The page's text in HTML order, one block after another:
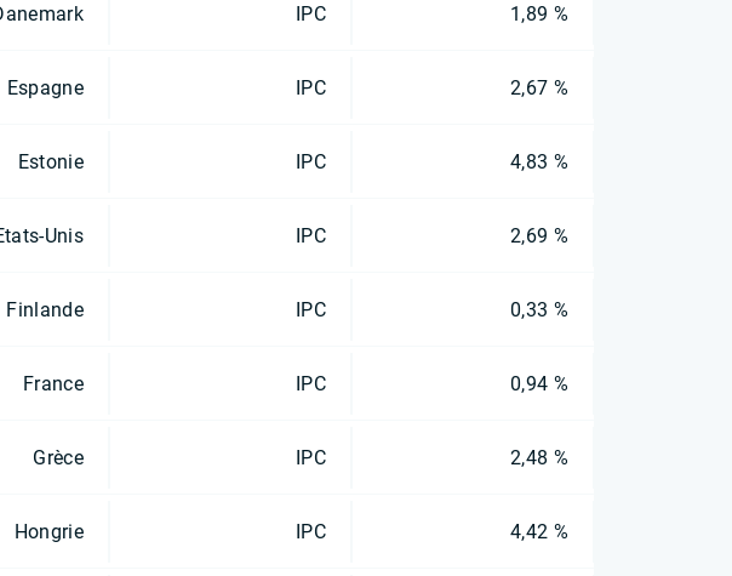
IPC 1,89 %
Espagne IPC 2,67 %
Estonie IPC 4,83 %
Unis IPC 2,69 %
Finlande IPC 0,33 %
France IPC 0,94 %
Grèce IPC 2,48 %
Hongrie IPC 4,42 %